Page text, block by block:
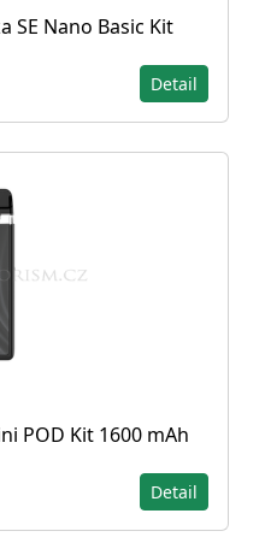
SE Nano Basic Kit
Detail
POD Kit 1600 mAh
Detail